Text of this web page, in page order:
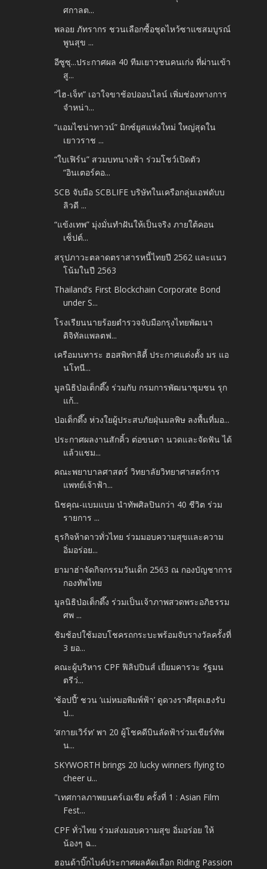
ศกาลต...
พลอย ภัทรากร ชวนเลือกซื้อชุดไหว้ซาแซสมบูรณ์
พูนสุข ...
อีซูซุ...ประกาศผล 40 ทีมเยาวชนคนเก่ง ที่ผ่านเข้า
สู...
“ไฮ-เจ็ท” เอาใจขาช้อปออนไลน์ เพิ่มช่องทางการ
จำหน่า...
“แอมไชน่าทาวน์” มิกซ์ยูสแห่งใหม่ ใหญ่สุดใน
เยาวราช ...
“ใบเฟิร์น” สวมบทนางฟ้า ร่วมโชว์เปิดตัว
“อินเตอร์คอ...
SCB จับมือ SCBLIFE บริษัทในเครือกลุ่มเอฟดับบ
ลิวดี ...
“แข้งเทพ” มุ่งมั่นทำฝันให้เป็นจริง ภายใต้คอน
เซ็ปต์...
สรุปภาวะตลาดตราสารหนี้ไทยปี 2562 และแนว
โน้มในปี 2563
Thailand’s First Blockchain Corporate Bond
under S...
โรงเรียนนายร้อยตำรวจจับมือกรุงไทยพัฒนา
ดิจิทัลแพลตฟ...
เครือมนทาระ ฮอสพิทาลิตี้ ประกาศแต่งตั้ง มร แอ
นโทนี...
มูลนิธิป่อเต็กตึ๊ง ร่วมกับ กรมการพัฒนาชุมชน รุก
แก้...
ป่อเต็กตึ๊ง ห่วงใยผู้ประสบภัยฝุ่นมลพิษ ลงพื้นที่มอ...
ประกาศผลงานสักคิ้ว ต่อขนตา นวดและจัดฟัน ได้
แล้วแชม...
คณะพยาบาลศาสตร์ วิทยาลัยวิทยาศาสตร์การ
แพทย์เจ้าฟ้า...
นิชคุณ-แบมแบม นำทัพศิลปินกว่า 40 ชีวิต ร่วม
รายการ ...
ธุรกิจห้าดาวทั่วไทย ร่วมมอบความสุขและความ
อิ่มอร่อย...
ยามาฮ่าจัดกิจกรรมวันเด็ก 2563 ณ กองบัญชาการ
กองทัพไทย
มูลนิธิป่อเต็กตึ๊ง ร่วมเป็นเจ้าภาพสวดพระอภิธรรม
ศพ ...
ชิมช้อปใช้มอบโชครถกระบะพร้อมจับรางวัลครั้งที่
3 ยอ...
คณะผู้บริหาร CPF ฟิลิปปินส์ เยี่ยมคารวะ รัฐมน
ตรีว่...
‘ช้อปปี้’ ชวน ‘แม่หมอพิมพ์ฟ้า’ ดูดวงราศีสุดเฮงรับ
ป...
‘สกายเวิร์ท’ พา 20 ผู้โชคดีบินลัดฟ้าร่วมเชียร์ทัพ
น...
SKYWORTH brings 20 lucky winners flying to
cheer u...
"เทศกาลภาพยนตร์เอเชีย ครั้งที่ 1 : Asian Film
Fest...
CPF ทั่วไทย ร่วมส่งมอบความสุข อิ่มอร่อย ให้
น้องๆ ฉ...
ฮอนด้าบิ๊กไบค์ประกาศผลคัดเลือก Riding Passion